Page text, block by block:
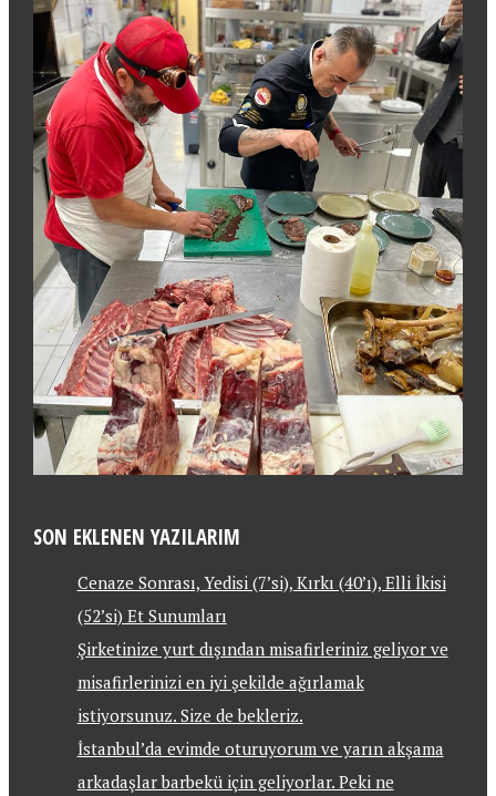
SON EKLENEN YAZILARIM
Cenaze Sonrası, Yedisi (7’si), Kırkı (40’ı), Elli İkisi
(52’si) Et Sunumları
Şirketinize yurt dışından misafirleriniz geliyor ve
misafirlerinizi en iyi şekilde ağırlamak
istiyorsunuz. Size de bekleriz.
İstanbul’da evimde oturuyorum ve yarın akşama
arkadaşlar barbekü için geliyorlar. Peki ne